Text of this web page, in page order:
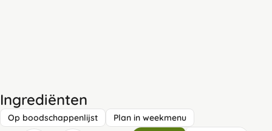
Ingrediënten
Op boodschappenlijst Plan in weekmenu